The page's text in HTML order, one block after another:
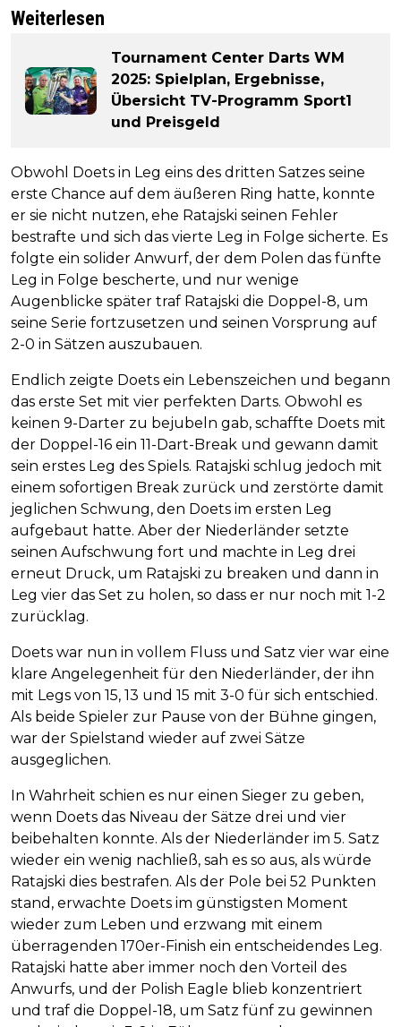
Weiterlesen
Tournament Center Darts WM
2025: Spielplan, Ergebnisse,
Übersicht TV-Programm Sport1
und Preisgeld
Obwohl Doets in Leg eins des dritten Satzes seine
erste Chance auf dem äußeren Ring hatte, konnte
er sie nicht nutzen, ehe Ratajski seinen Fehler
bestrafte und sich das vierte Leg in Folge sicherte. Es
folgte ein solider Anwurf, der dem Polen das fünfte
Leg in Folge bescherte, und nur wenige
Augenblicke später traf Ratajski die Doppel-8, um
seine Serie fortzusetzen und seinen Vorsprung auf
2-0 in Sätzen auszubauen.
Endlich zeigte Doets ein Lebenszeichen und begann
das erste Set mit vier perfekten Darts. Obwohl es
keinen 9-Darter zu bejubeln gab, schaffte Doets mit
der Doppel-16 ein 11-Dart-Break und gewann damit
sein erstes Leg des Spiels. Ratajski schlug jedoch mit
einem sofortigen Break zurück und zerstörte damit
jeglichen Schwung, den Doets im ersten Leg
aufgebaut hatte. Aber der Niederländer setzte
seinen Aufschwung fort und machte in Leg drei
erneut Druck, um Ratajski zu breaken und dann in
Leg vier das Set zu holen, so dass er nur noch mit 1-2
zurücklag.
Doets war nun in vollem Fluss und Satz vier war eine
klare Angelegenheit für den Niederländer, der ihn
mit Legs von 15, 13 und 15 mit 3-0 für sich entschied.
Als beide Spieler zur Pause von der Bühne gingen,
war der Spielstand wieder auf zwei Sätze
ausgeglichen.
In Wahrheit schien es nur einen Sieger zu geben,
wenn Doets das Niveau der Sätze drei und vier
beibehalten konnte. Als der Niederländer im 5. Satz
wieder ein wenig nachließ, sah es so aus, als würde
Ratajski dies bestrafen. Als der Pole bei 52 Punkten
stand, erwachte Doets im günstigsten Moment
wieder zum Leben und erzwang mit einem
überragenden 170er-Finish ein entscheidendes Leg.
Ratajski hatte aber immer noch den Vorteil des
Anwurfs, und der Polish Eagle blieb konzentriert
und traf die Doppel-18, um Satz fünf zu gewinnen